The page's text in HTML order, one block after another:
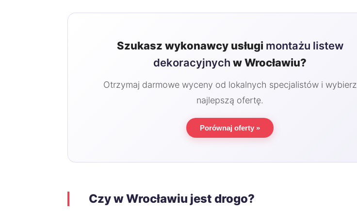
Szukasz wykonawcy usługi montażu listew
dekoracyjnych w Wrocławiu?
Otrzymaj darmowe wyceny od lokalnych specjalistów i wybierz
najlepszą ofertę.
Porównaj oferty »
Czy w Wrocławiu jest drogo?